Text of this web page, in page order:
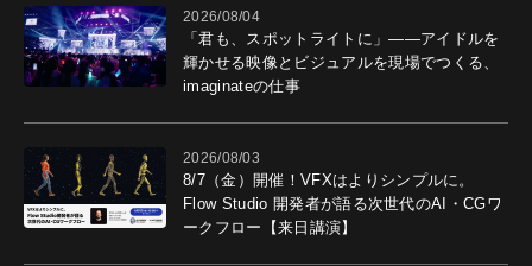
2026/08/04
「君も、スポットライトに」――アイドルを
輝かせる映像とビジュアルを現場でつくる、
imaginateの仕事
2026/08/03
8/7（金）開催！VFXはよりシンプルに。
Flow Studio 開発者が語る次世代のAI・CGワ
ークフロー【来日講演】